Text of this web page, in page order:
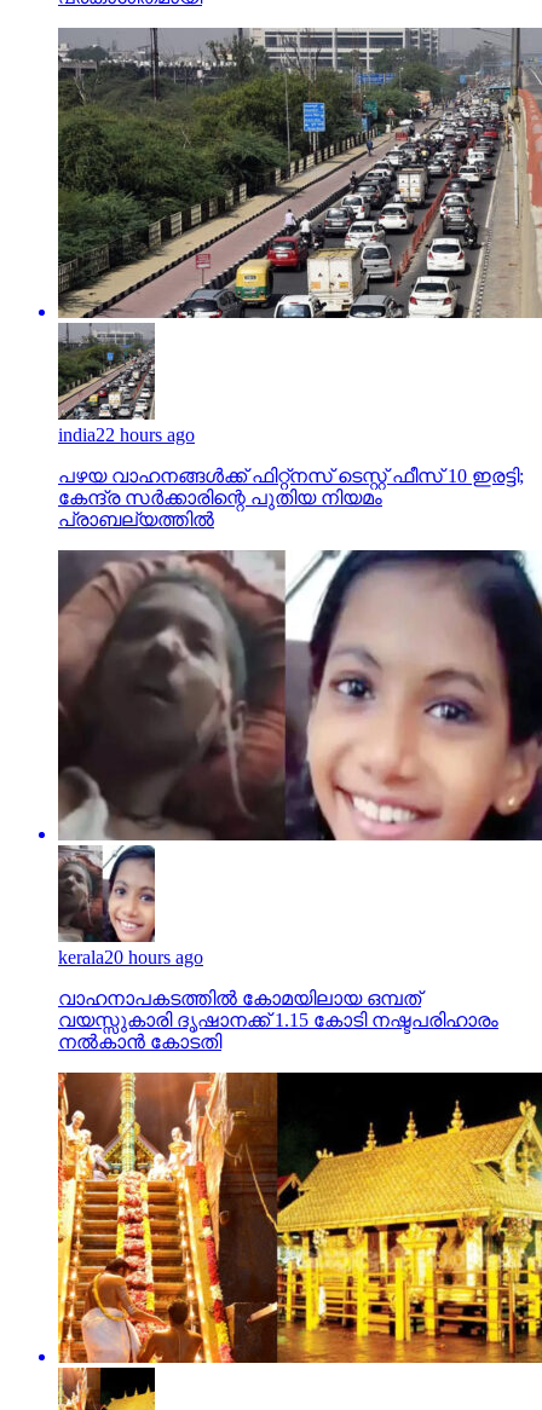
india22 hours ago
പഴയ വാഹനങ്ങള്‍ക്ക് ഫിറ്റ്‌നസ് ടെസ്റ്റ് ഫീസ് 10 ഇരട്ടി;
പ്രാബല്യത്തില്‍
kerala20 hours ago
വാഹനാപകടത്തില്‍ കോമയിലായ ഒമ്പത്
നല്‍കാന്‍ കോടതി